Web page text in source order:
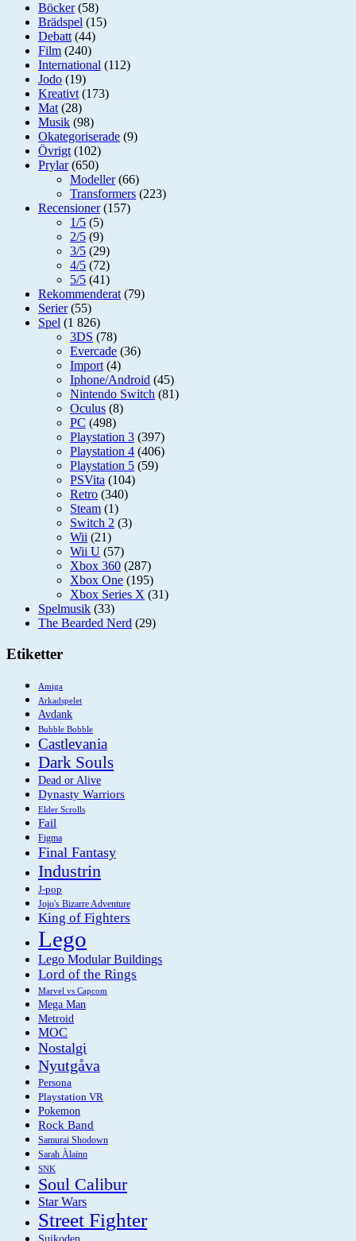
Böcker(58)
Brädspel (15)
Debatt (44)
Film (240)
International (112)
Jodo (19)
Kreativt (173)
Mat (28)
Musik (98)
Okategoriserade (9)
Övrigt (102)
Prylar(650)
Modeller(66)
Transformers (223)
Recensioner(157)
1/5 (5)
2/5 (9)
3/5 (29)
4/5 (72)
5/5 (41)
Rekommenderat (79)
Serier(55)
Spel (1 826)
3DS (78)
Evercade (36)
Import (4)
Iphone/Android (45)
Nintendo Switch (81)
Oculus (8)
PC (498)
Playstation 3 (397)
Playstation 4 (406)
Playstation 5 (59)
PSVita (104)
Retro (340)
Steam (1)
Switch 2 (3)
Wii (21)
Wii U (57)
Xbox 360 (287)
Xbox One (195)
Xbox Series X (31)
Spelmusik (33)
The Bearded Nerd (29)
Etiketter
Amiga
Arkadspelet
Avdank
Bubble Bobble
Castlevania
Dark Souls
Dead or Alive
Dynasty Warriors
Elder Scrolls
Fail
Figma
Final Fantasy
Industrin
J-pop
Jojo's Bizarre Adventure
King of Fighters
Lego
Lego Modular Buildings
Lord of the Rings
Marvel vs Capcom
Mega Man
Metroid
MOC
Nostalgi
Nyutgåva
Persona
Playstation VR
Pokemon
Rock Band
Samurai Shodown
Sarah Àlainn
SNK
Soul Calibur
Star Wars
Street Fighter
Suikoden